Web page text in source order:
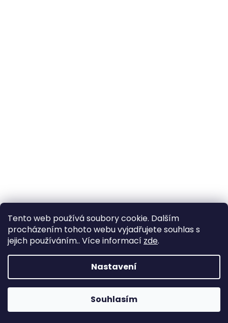
Tento web používá soubory cookie. Dalším
procházením tohoto webu vyjadřujete souhlas s
jejich používáním.. Více informací zde.
Nastavení
Souhlasím